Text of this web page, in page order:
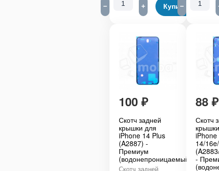
− + Купить
−
100 ₽
Скотч задней
крышки для
iPhone 14 Plus
(A2887) -
Премиум
(водонепроницаемый)
Скотч задней
88 ₽
Скотч
iPhone
14/
-